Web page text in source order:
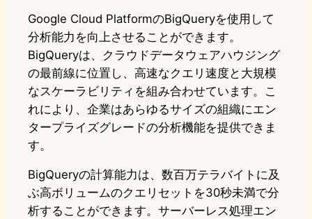
d
o
k
y
o
o
k
a
Google Cloud PlatformのBigQueryを使用して
分析能力を向上させることができます。
BigQueryは、クラウドデータウェアハウジング
の最前線に位置し、高速なクエリ速度と大規模
なスケーラビリティを組み合わせています。こ
れにより、企業はあらゆるサイズの組織にエン
タープライズグレードの分析機能を提供できま
す。
BigQueryの計算能力は、数百万テラバイトに及
ぶ高ボリュームのクエリセットを30秒未満で分
析することができます。サーバーレス処理エン